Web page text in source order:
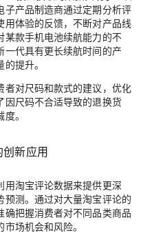
子产品制造商通过定期分析评
体验的反馈，不断对产品线
某款手机电池续航能力的不
代具有更长续航时间的产
提升。
者对尺码和款式的建议，优化
因尺码不合适导致的退换货
。
创新应用
淘宝评论数据来提供更深
预测。通过对大量淘宝评论的
把握消费者对不同品类商品
场机会和风险。